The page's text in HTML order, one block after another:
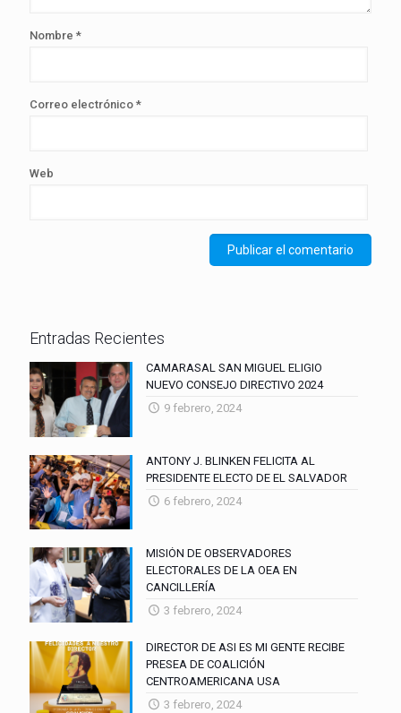
Nombre *
Correo electrónico *
Web
Entradas Recientes
CAMARASAL SAN MIGUEL ELIGIO
NUEVO CONSEJO DIRECTIVO 2024
9 febrero, 2024
ANTONY J. BLINKEN FELICITA AL
PRESIDENTE ELECTO DE EL SALVADOR
6 febrero, 2024
MISIÓN DE OBSERVADORES
ELECTORALES DE LA OEA EN
CANCILLERÍA
3 febrero, 2024
DIRECTOR DE ASI ES MI GENTE RECIBE
PRESEA DE COALICIÓN
CENTROAMERICANA USA
3 febrero, 2024